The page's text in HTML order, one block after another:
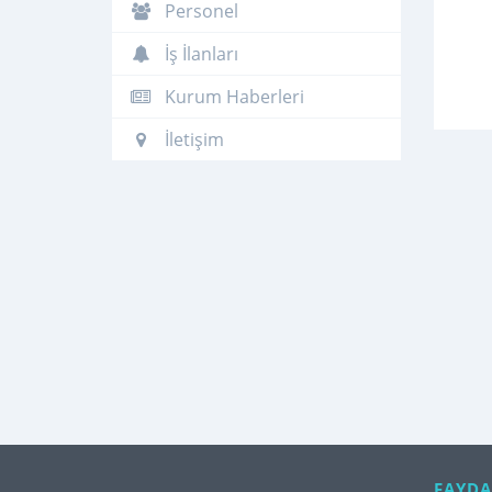
Personel
İş İlanları
Kurum Haberleri
İletişim